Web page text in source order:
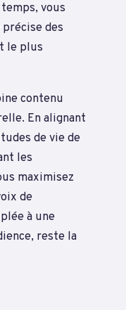
vous
des
le plus
contenu
En alignant
de vie de
les
maximisez
de
à une
reste la